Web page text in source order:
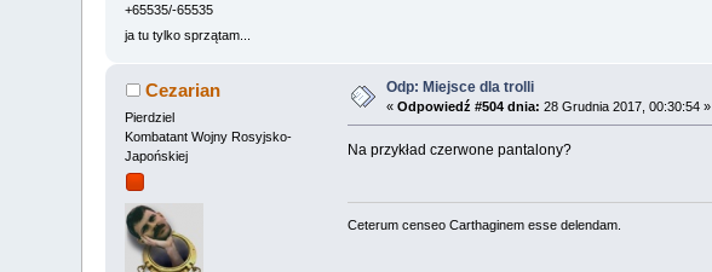
+65535/-65535
ja tu tylko sprzątam...
Cezarian
Pierdziel
Kombatant Wojny Rosyjsko-
Japońskiej
Odp: Miejsce dla trolli
«Odpowiedź #504 dnia: 28 Grudnia 2017, 00:30:54 »
Na przykład czerwone pantalony?
Ceterum censeo Carthaginem esse delendam.